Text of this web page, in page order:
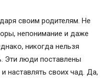
своим родителям. Не
непонимание и даже
никогда нельзя
Эти люди поставлены
наставлять своих чад. Да,